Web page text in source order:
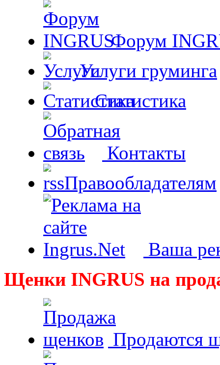
Форум
Услуги груминга
Статистика
Контакты
Правообладателям
Ваша
Щенки INGRUS на
Продаются